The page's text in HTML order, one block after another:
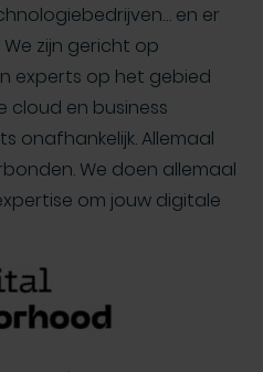
en er
zijn gericht op
experts op het gebied
cloud en business
onafhankelijk. Allemaal
We doen allemaal
om jouw digitale